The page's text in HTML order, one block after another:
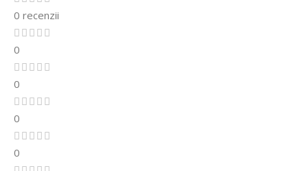
0 recenzii
0
0
0
0